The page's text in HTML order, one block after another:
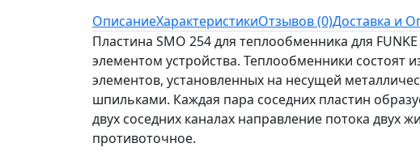
ОписаниеХарактеристикиОтзывов (0)Доставка и
Пластина SMO 254 для теплообменника для
элементом устройства. Теплообменники состоят
элементов, установленных на несущей
шпильками. Каждая пара соседних пластин
двух соседних каналах направление потока двух
противоточное.